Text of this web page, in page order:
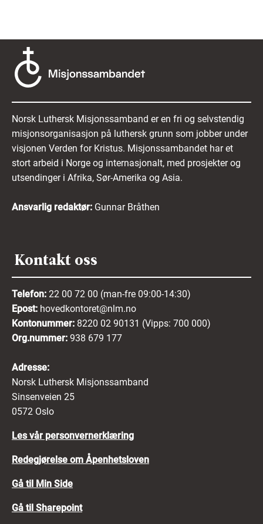
Norsk Luthersk Misjonssamband er en fri og selvstendig
misjonsorganisasjon på luthersk grunn som jobber under
visjonen Verden for Kristus. Misjonssambandet har et
stort arbeid i Norge og internasjonalt, med prosjekter og
utsendinger i Afrika, Sør-Amerika og Asia.
Ansvarlig redaktør: Gunnar Bråthen
Kontakt oss
Telefon: 22 00 72 00 (man-fre 09:00-14:30)
Epost: hovedkontoret@nlm.no
Kontonummer: 8220 02 90131 (Vipps: 700 000)
Org.nummer: 938 679 177
Adresse:
Norsk Luthersk Misjonssamband
Sinsenveien 25
0572 Oslo
Les vår personvernerklæring
Redegjørelse om Åpenhetsloven
Gå til Min Side
Gå til Sharepoint